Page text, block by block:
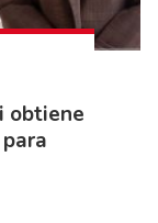
obtiene